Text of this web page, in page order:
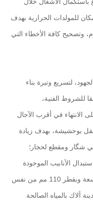
للمولدات الحرارية بهدف
وتصحيح كافة الأخطاء التي
لتسريع وتيرة بناء
للشروط الفنية،
الانتهاء في أقرب الآجال
بوحشيشة، بهدف زيادة
شگار ومقطع لحجار؛
الأنابيب الموجودة
بقطر 90 مم من البولي اتلين بأخرى أكبر سعة وبقطر 110 مم من نفس
ألاك بالمياه الصالحة